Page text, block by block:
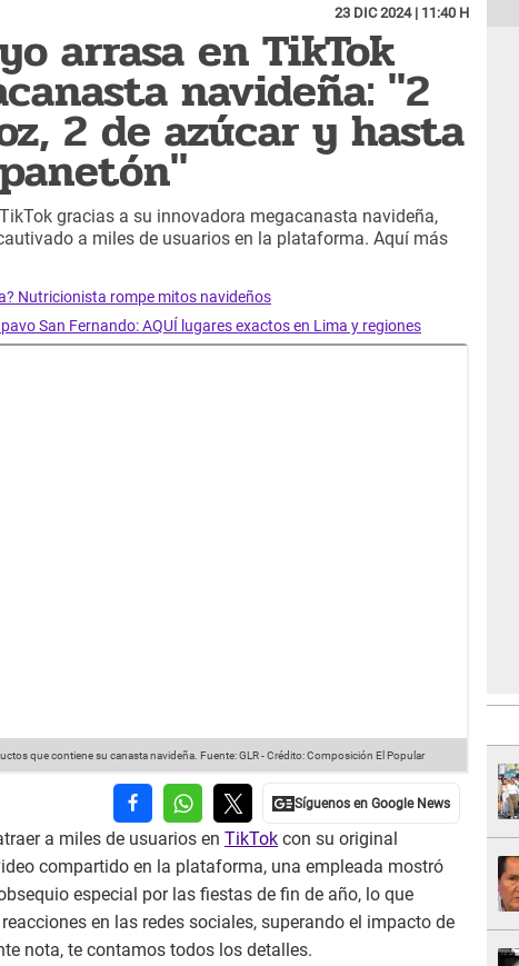
23 DIC 2024 | 11:40 H
arrasa en TikTok
navideña: "2
2 de azúcar y hasta
gracias a su innovadora megacanasta navideña,
a miles de usuarios en la plataforma. Aquí más
Nutricionista rompe mitos navideños
San Fernando: AQUÍ lugares exactos en Lima y regiones
que contiene su canasta navideña. Fuente: GLR-Crédito: Composición El Popular
a miles de usuarios en TikTok con su original
compartido en la plataforma, una empleada mostró
especial por las fiestas de fin de año, lo que
en las redes sociales, superando el impacto de
nota, te contamos todos los detalles.